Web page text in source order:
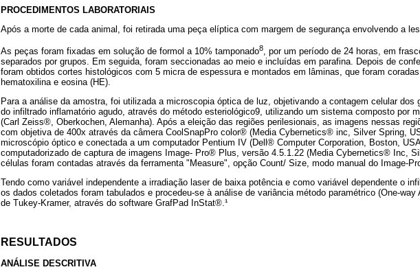
PROCEDIMENTOS LABORATORIAIS
Após a morte de cada animal, foi retirada uma peça elíptica com margem de segurança envolvendo a
As peças foram fixadas em solução de formol a 10% tamponado8
, por um período de 24 horas, em
separados por grupos. Em seguida, foram seccionadas ao meio e incluídas em parafina. Depois de
foram obtidos cortes histológicos com 5 micra de espessura e montados em lâminas, que foram
hematoxilina e eosina (HE).
Para a análise da amostra, foi utilizada a microscopia óptica de luz, objetivando a contagem celular dos
do infiltrado inflamatório agudo, através do método esteriológico9, utilizando um sistema composto por
(Carl Zeiss®, Oberkochen, Alemanha). Após a eleição das regiões perilesionais, as imagens nessas
com objetiva de 400x através da câmera CoolSnapPro color® (Media Cybernetics® inc, Silver Spring,
microscópio óptico e conectada a um computador Pentium IV (Dell® Computer Corporation, Boston,
computadorizado de captura de imagens Image- Pro® Plus, versão 4.5.1.22 (Media Cybernetics® Inc,
células foram contadas através da ferramenta "Measure", opção Count/ Size, modo manual do Image-
Tendo como variável independente a irradiação laser de baixa potência e como variável dependente o
os dados coletados foram tabulados e procedeu-se à análise de variância método paramétrico (One-
de Tukey-Kramer, através do software GrafPad InStat®.¹
RESULTADOS
ANÁLISE DESCRITIVA